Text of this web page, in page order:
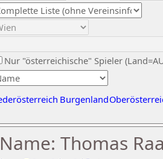
Nur "österreichische" Spieler
Burgenland
Thomas